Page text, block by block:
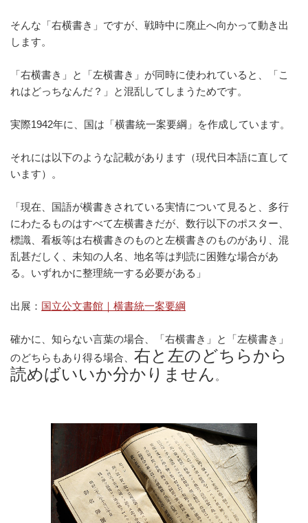
そんな「右横書き」ですが、戦時中に廃止へ向かって動き出
します。
「右横書き」と「左横書き」が同時に使われていると、「こ
れはどっちなんだ？」と混乱してしまうためです。
実際1942年に、国は「横書統一案要綱」を作成しています。
それには以下のような記載があります（現代日本語に直して
います）。
「現在、国語が横書きされている実情について見ると、多行
にわたるものはすべて左横書きだが、数行以下のポスター、
標識、看板等は右横書きのものと左横書きのものがあり、混
乱甚だしく、未知の人名、地名等は判読に困難な場合があ
る。いずれかに整理統一する必要がある」
出展： 国立公文書館｜横書統一案要綱
確かに、知らない言葉の場合、「右横書き」と「左横書き」
のどちらもあり得る場合、 右と左のどちらから
読めばいいか分かりません 。